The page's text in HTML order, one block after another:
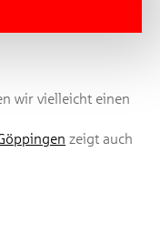
wir vielleicht einen
zeigt auch